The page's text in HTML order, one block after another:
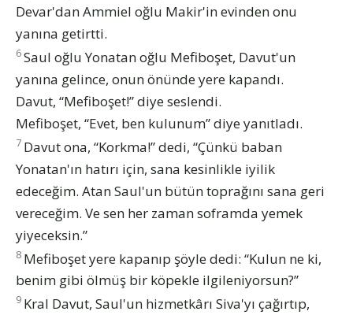
Devar'dan Ammiel oğlu Makir'in evinden onu
yanına getirtti.
6Saul oğlu Yonatan oğlu Mefiboşet, Davut'un
yanına gelince, onun önünde yere kapandı.
Davut, “Mefiboşet!” diye seslendi.
Mefiboşet, “Evet, ben kulunum” diye yanıtladı.
7 Davut ona, “Korkma!” dedi, “Çünkü baban
Yonatan'ın hatırı için, sana kesinlikle iyilik
edeceğim. Atan Saul'un bütün toprağını sana geri
vereceğim. Ve sen her zaman soframda yemek
yiyeceksin.”
8 Mefiboşet yere kapanıp şöyle dedi: “Kulun ne ki,
benim gibi ölmüş bir köpekle ilgileniyorsun?”
9 Kral Davut, Saul'un hizmetkârı Siva'yı çağırtıp,